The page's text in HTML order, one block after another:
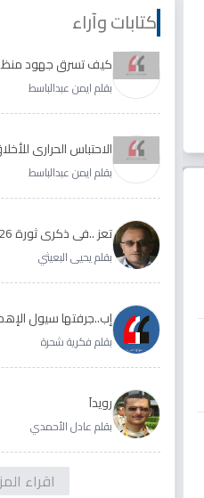
كتابات وآراء
كيف تسرق جهود
الأجابة لدى رقية عبد
بقلم ايمن عبدالباسط
الاحتباس الحراري
وغدير طيره نموذجا
بقلم ايمن عبدالباسط
تعز ..في ذكرى ثورة 26 سبتمبر
بقلم يحيى البعيثي
إب..جرفتها سيول
بقلم فكرية شحرة
رويداَ
بقلم عادل الأحمدي
اقراء